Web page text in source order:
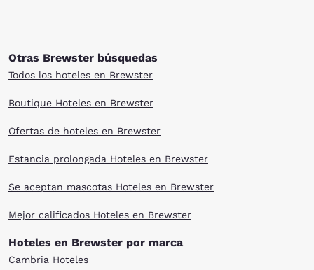
Otras Brewster búsquedas
Todos los hoteles en Brewster
Boutique Hoteles en Brewster
Ofertas de hoteles en Brewster
Estancia prolongada Hoteles en Brewster
Se aceptan mascotas Hoteles en Brewster
Mejor calificados Hoteles en Brewster
Hoteles en Brewster por marca
Cambria Hoteles